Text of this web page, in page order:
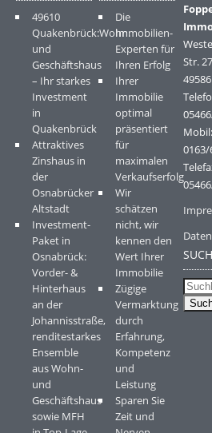
49610
Quakenbrück:Wohn.
und
Geschäftshaus
– Ihr starkes
Investment
in
Quakenbrück
Attraktives
Zinshaus in
der
Osnabrücker
Altstadt
Investment-
Paket in
Osnabrück:
Vorder- &
Hinterhaus
an der
Johannisstraße,
renditestarkes
Ensemble
aus Wohn-
und
Geschäftshaus
sowie MFH
Die
Immobilien-
Experten für
Ihren Erfolg
Ihrer
Immobilie
optimal
präsentiert
für
maximalen
Verkaufserfolg
Wir
schätzen
nicht, wir
kennen den
Wert Ihrer
Immobilie
Zügige
Vermarktung
durch
Erfahrung,
Kompetenz
und
Leistung
Sparen Sie
Zeit und
Str. 27
Mobil:
0163/